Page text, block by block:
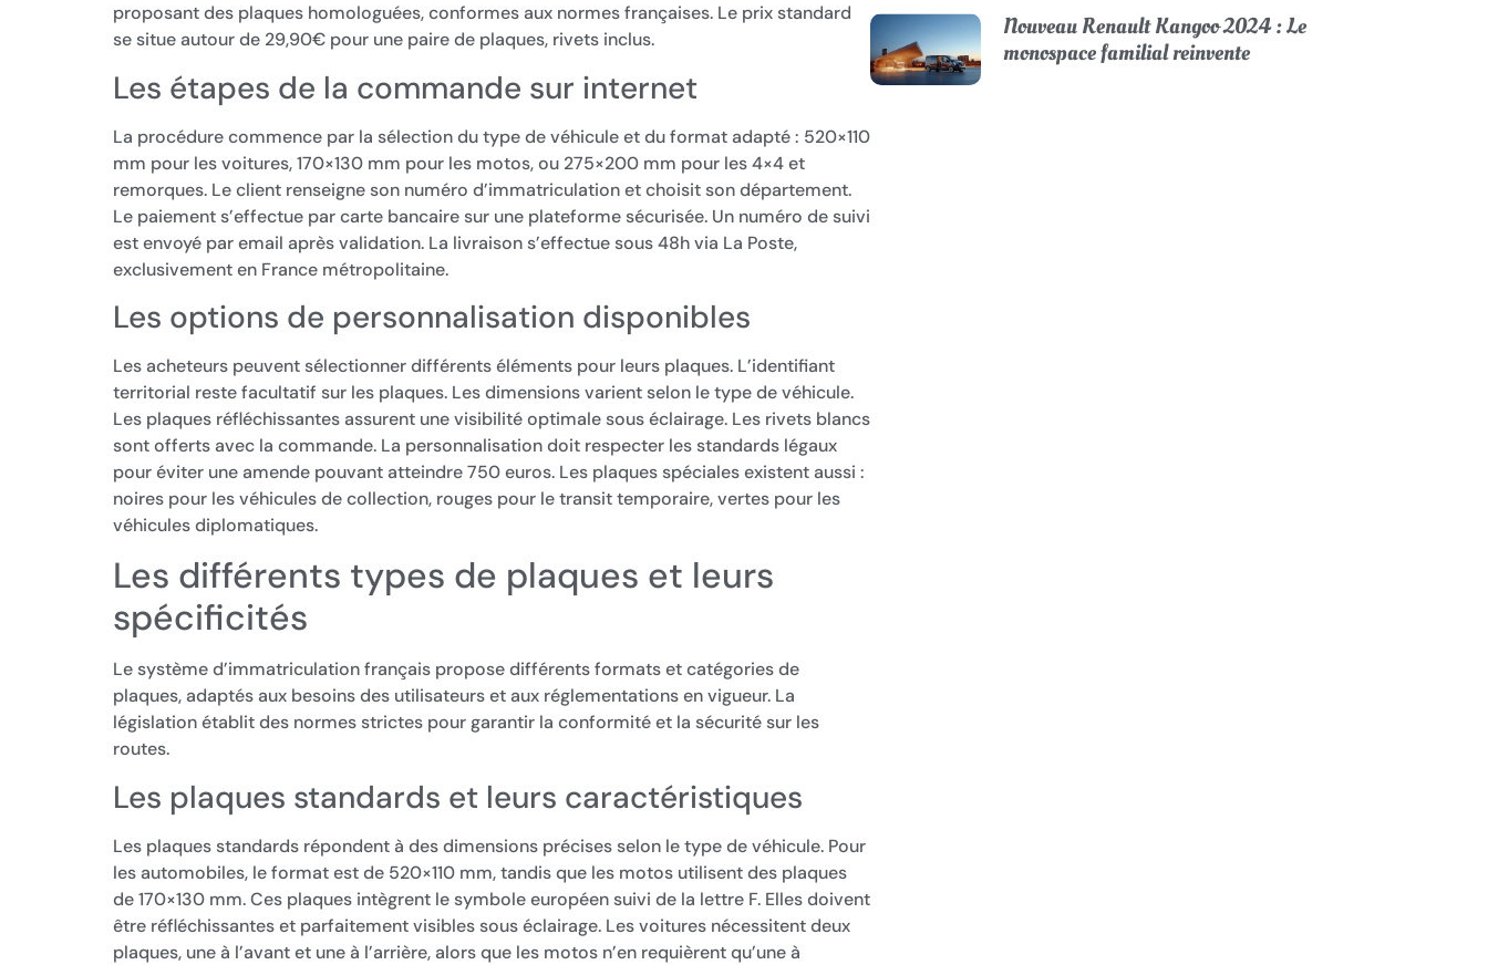
proposant des plaques homologuées, conformes aux normes françaises. Le prix standard
se situe autour de 29,90€ pour une paire de plaques, rivets inclus.
Les étapes de la commande sur internet
La procédure commence par la sélection du type de véhicule et du format adapté : 520×110
mm pour les voitures, 170×130 mm pour les motos, ou 275×200 mm pour les 4×4 et
remorques. Le client renseigne son numéro d’immatriculation et choisit son département.
Le paiement s’effectue par carte bancaire sur une plateforme sécurisée. Un numéro de suivi
est envoyé par email après validation. La livraison s’effectue sous 48h via La Poste,
exclusivement en France métropolitaine.
Les options de personnalisation disponibles
Les acheteurs peuvent sélectionner différents éléments pour leurs plaques. L’identifiant
territorial reste facultatif sur les plaques. Les dimensions varient selon le type de véhicule.
Les plaques réfléchissantes assurent une visibilité optimale sous éclairage. Les rivets blancs
sont offerts avec la commande. La personnalisation doit respecter les standards légaux
pour éviter une amende pouvant atteindre 750 euros. Les plaques spéciales existent aussi :
noires pour les véhicules de collection, rouges pour le transit temporaire, vertes pour les
véhicules diplomatiques.
Les différents types de plaques et leurs
spécificités
Le système d’immatriculation français propose différents formats et catégories de
plaques, adaptés aux besoins des utilisateurs et aux réglementations en vigueur. La
législation établit des normes strictes pour garantir la conformité et la sécurité sur les
routes.
Les plaques standards et leurs caractéristiques
Les plaques standards répondent à des dimensions précises selon le type de véhicule. Pour
les automobiles, le format est de 520×110 mm, tandis que les motos utilisent des plaques
de 170×130 mm. Ces plaques intègrent le symbole européen suivi de la lettre F. Elles doivent
être réfléchissantes et parfaitement visibles sous éclairage. Les voitures nécessitent deux
plaques, une à l’avant et une à l’arrière, alors que les motos n’en requièrent qu’une à
Nouveau Renault Kangoo 2024 : Le
monospace familial reinvente